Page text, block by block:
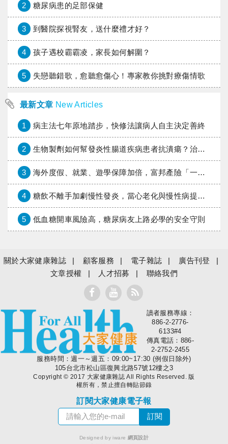
2 糖尿病患的足部保健
3 到醫院探視腎友，送什麼禮才好？
4 孩子遇校霸霸凌，家長如何解圍？
5 失戀聽錯歌，愈聽愈傷心！專家教你挑對療傷情歌
最新文章 New Articles
1 病主法七年原地踏步，快修法讓病人自主決定善終
2 生物製劑如何幫發炎性腸道疾病患者抗潰瘍？治療進展與健保給付困境一次看
3 海外度假、就業、遊學保障加倍，富邦產險「一期逐夢」專案加碼遠距醫療與緊急救援
4 糖飲不離手加劇慢性發炎，當心老化與慢性病提早報到
5 低血糖開車風險高，糖尿病友上路必學的安全守則
關於大家健康雜誌 顧客服務 電子雜誌
廣告刊登
文章授權
人才招募 聯絡我們
大家健康
讀者服務專線：
886-2-2776-
6133#4
傳真電話：886-
2-2752-2455
服務時間：週一～週五：09:00~17:30 (例假日除外)
105台北市松山區復興北路57號12樓之3
Copyright © 2017 大家健康雜誌 All Rights Reserved. 版
權所有，禁止擅自轉貼節錄
訂閱大家健康電子報
Designed by iware 網頁設計